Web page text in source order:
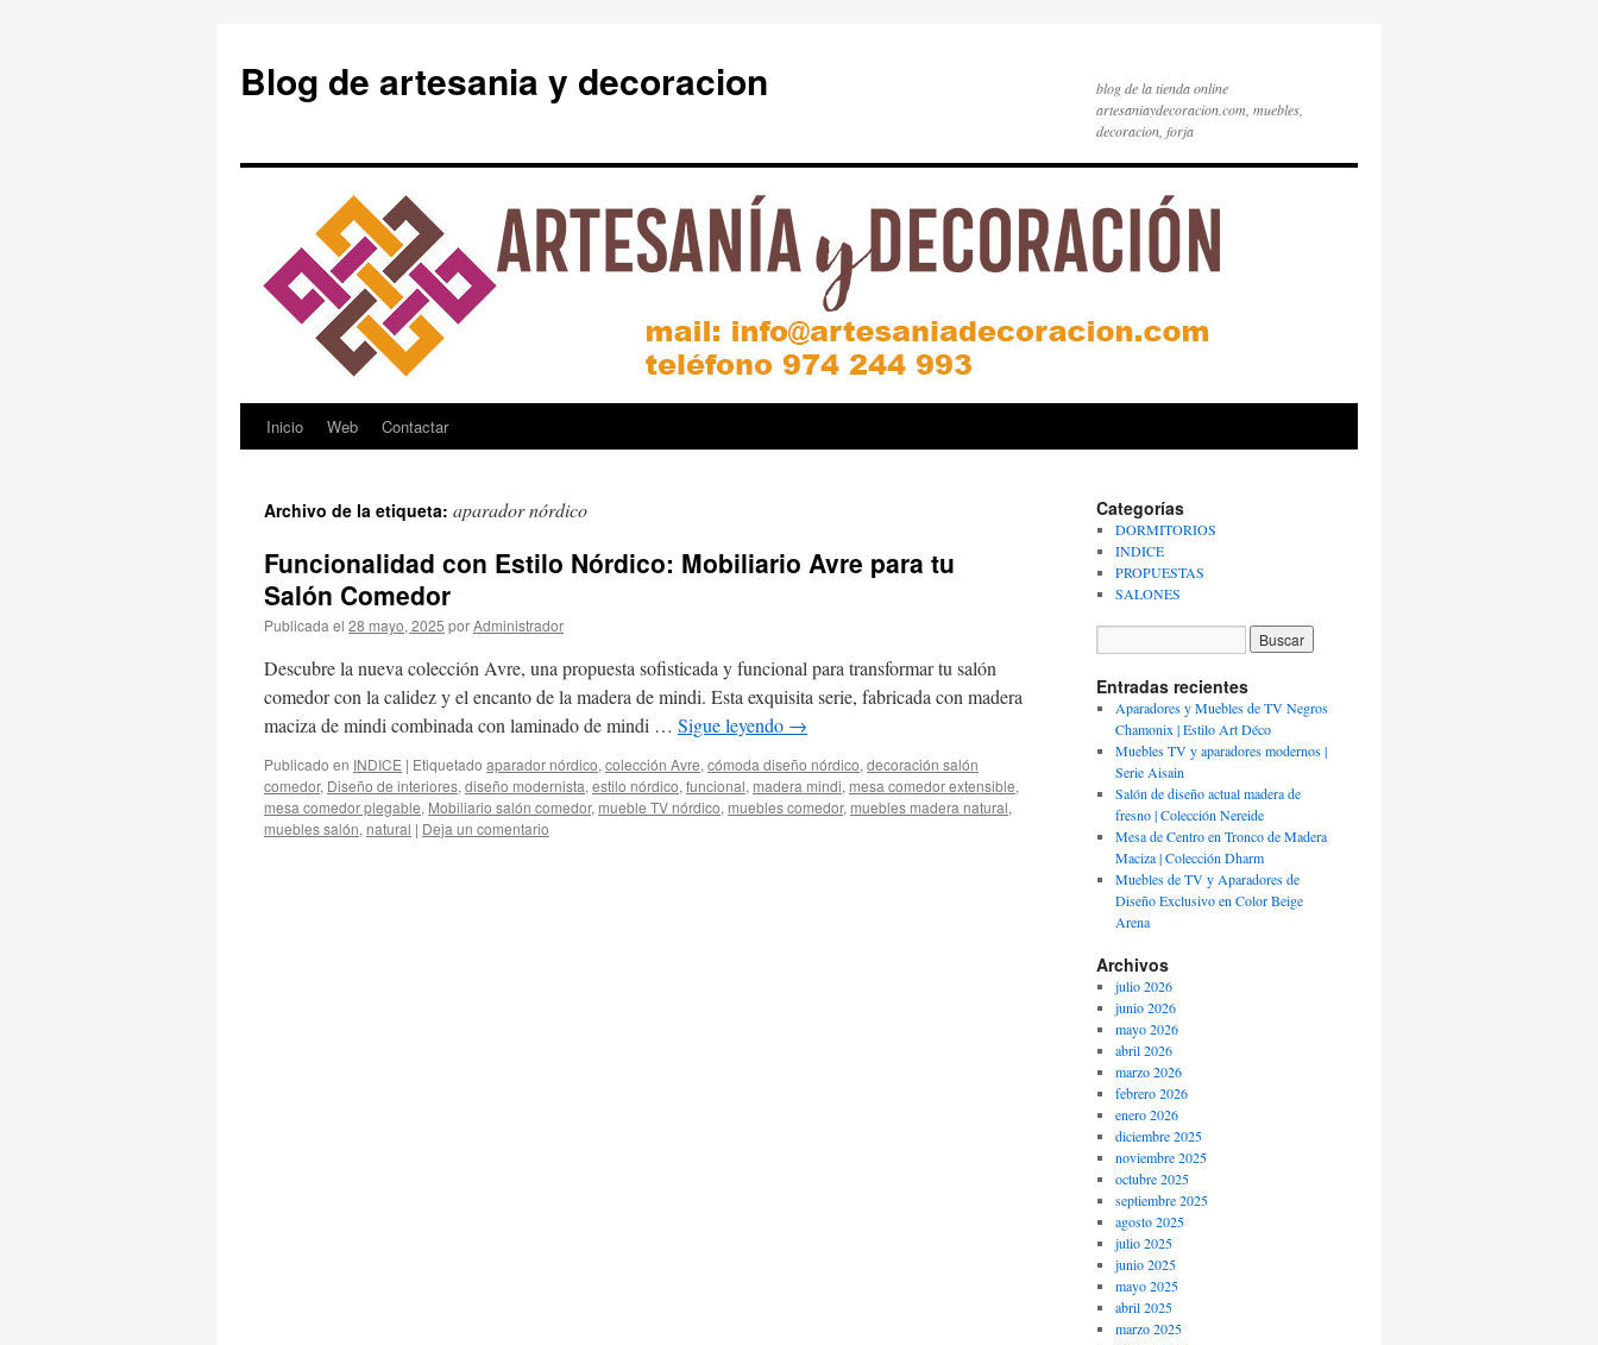
Blog de artesania y decoracion
blog de la tienda online
artesaniaydecoracion.com, muebles,
decoracion, forja
Saltar
contenido
Inicio Web Contactar
Archivo de la etiqueta: aparador nórdico
Funcionalidad con Estilo Nórdico: Mobiliario Avre para tu
Salón Comedor
Publicada el 28 mayo, 2025 porAdministrador
Descubre la nueva colección Avre, una propuesta sofisticada y funcional para transformar tu salón
comedor con la calidez y el encanto de la madera de mindi. Esta exquisita serie, fabricada con madera
maciza de mindi combinada con laminado de mindi … Sigue leyendo →
Publicado en INDICE | Etiquetado aparador nórdico, colección Avre, cómoda diseño nórdico, decoración salón
comedor, Diseño de interiores, diseño modernista, estilo nórdico, funcional, madera mindi, mesa comedor extensible,
mesa comedor plegable, Mobiliario salón comedor, mueble TV nórdico, muebles comedor, muebles madera natural,
muebles salón, natural | Deja un comentario
Categorías
DORMITORIOS
INDICE
PROPUESTAS
SALONES
Entradas recientes
Aparadores y Muebles de TV Negros
Chamonix | Estilo Art Déco
Muebles TV y aparadores modernos |
Serie Aisain
Salón de diseño actual madera de
fresno | Colección Nereide
Mesa de Centro en Tronco de Madera
Maciza | Colección Dharm
Muebles de TV y Aparadores de
Diseño Exclusivo en Color Beige
Arena
Archivos
julio 2026
junio 2026
mayo 2026
abril 2026
marzo 2026
febrero 2026
enero 2026
diciembre 2025
noviembre 2025
octubre 2025
septiembre 2025
agosto 2025
julio 2025
junio 2025
mayo 2025
abril 2025
marzo 2025